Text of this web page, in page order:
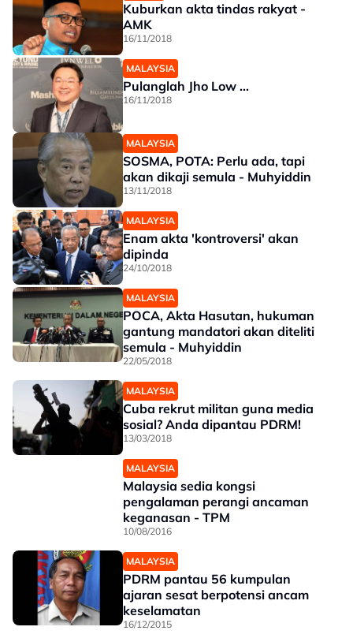
Kuburkan akta tindas rakyat -
AMK
16/11/2018
MALAYSIA
Pulanglah Jho Low ...
16/11/2018
MALAYSIA
SOSMA, POTA: Perlu ada, tapi
akan dikaji semula - Muhyiddin
13/11/2018
MALAYSIA
Enam akta 'kontroversi' akan
dipinda
24/10/2018
MALAYSIA
POCA, Akta Hasutan, hukuman
gantung mandatori akan diteliti
semula - Muhyiddin
22/05/2018
MALAYSIA
Cuba rekrut militan guna media
sosial? Anda dipantau PDRM!
13/03/2018
MALAYSIA
Malaysia sedia kongsi
pengalaman perangi ancaman
keganasan - TPM
10/08/2016
MALAYSIA
PDRM pantau 56 kumpulan
ajaran sesat berpotensi ancam
keselamatan
16/12/2015